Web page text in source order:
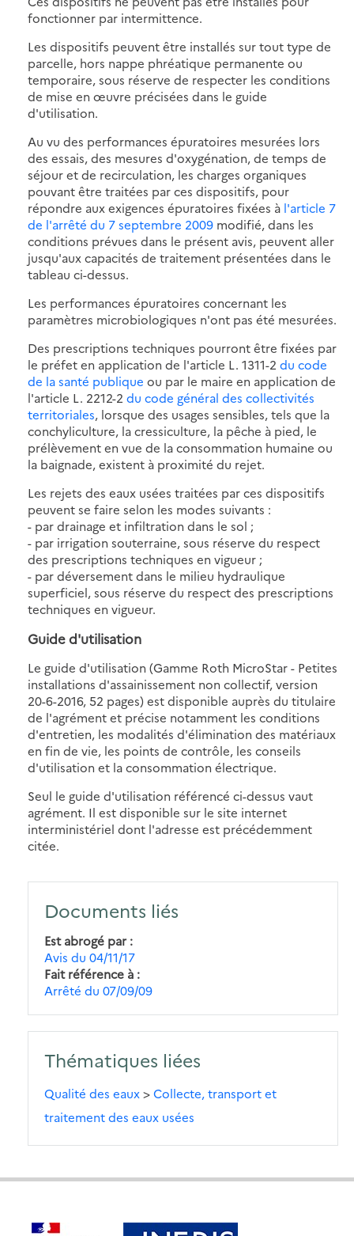
fonctionner par intermittence.
Les dispositifs peuvent être installés sur tout type de
parcelle, hors nappe phréatique permanente ou
temporaire, sous réserve de respecter les conditions
de mise en œuvre précisées dans le guide
d'utilisation.
Au vu des performances épuratoires mesurées lors
des essais, des mesures d'oxygénation, de temps de
séjour et de recirculation, les charges organiques
pouvant être traitées par ces dispositifs, pour
répondre aux exigences épuratoires fixées à l'article 7
de l'arrêté du 7 septembre 2009 modifié, dans les
conditions prévues dans le présent avis, peuvent aller
jusqu'aux capacités de traitement présentées dans le
tableau ci-dessus.
Les performances épuratoires concernant les
paramètres microbiologiques n'ont pas été mesurées.
Des prescriptions techniques pourront être fixées par
le préfet en application de l'article L. 1311-2 du code
de la santé publique ou par le maire en application de
l'article L. 2212-2 du code général des collectivités
territoriales, lorsque des usages sensibles, tels que la
conchyliculture, la cressiculture, la pêche à pied, le
prélèvement en vue de la consommation humaine ou
la baignade, existent à proximité du rejet.
Les rejets des eaux usées traitées par ces dispositifs
peuvent se faire selon les modes suivants :
- par drainage et infiltration dans le sol ;
- par irrigation souterraine, sous réserve du respect
des prescriptions techniques en vigueur ;
- par déversement dans le milieu hydraulique
superficiel, sous réserve du respect des prescriptions
techniques en vigueur.
Guide d'utilisation
Le guide d'utilisation (Gamme Roth MicroStar - Petites
installations d'assainissement non collectif, version
20-6-2016, 52 pages) est disponible auprès du titulaire
de l'agrément et précise notamment les conditions
d'entretien, les modalités d'élimination des matériaux
en fin de vie, les points de contrôle, les conseils
d'utilisation et la consommation électrique.
Seul le guide d'utilisation référencé ci-dessus vaut
agrément. Il est disponible sur le site internet
interministériel dont l'adresse est précédemment
citée.
Documents liés
Est abrogé par
Avis du 04/11/17
Fait référence à
Arrêté du 07/09/09
Thématiques liées
Qualité des eaux>Collecte, transport et
traitement des eaux usées